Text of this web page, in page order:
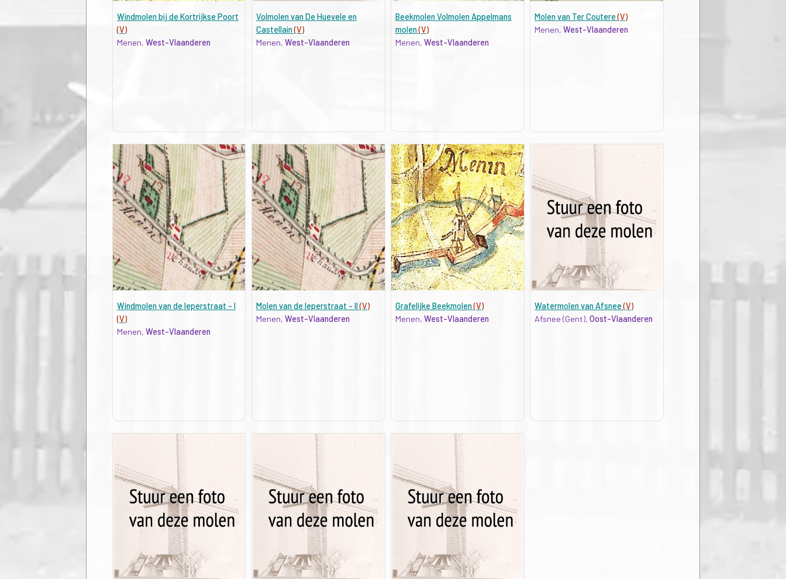
Windmolen bij de Kortrijkse Poort
(V)
Menen, West-Vlaanderen
Volmolen van De Huevele en
Castellain(V)
Menen, West-Vlaanderen
Beekmolen Volmolen Appelmans
molen(V)
Menen, West-Vlaanderen
Molen van Ter Coutere(V)
Menen, West-Vlaanderen
Windmolen van de Ieperstraat - I
(V)
Menen, West-Vlaanderen
Molen van de Ieperstraat - II(V)
Menen, West-Vlaanderen
Grafelijke Beekmolen(V)
Menen, West-Vlaanderen
Watermolen van Afsnee(V)
Afsnee (Gent), Oost-Vlaanderen